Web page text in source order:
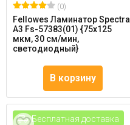
(0)
Fellowes Ламинатор Spectra
A3 Fs-57383(01) {75х125
мкм, 30 см/мин,
светодиодный}
В корзину
Бесплатная доставка